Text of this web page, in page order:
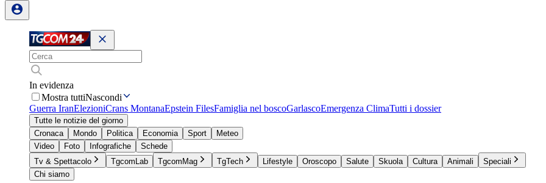
In evidenza
Mostra tuttiNascondi
Guerra IranElezioniCrans MontanaEpstein FilesFamiglia nel boscoGarlascoEmergenza ClimaTutti i dossier
Tutte le notizie del giorno
Cronaca
Mondo Politica Economia Sport
Meteo
Video
Foto Infografiche
Schede
Tv & Spettacolo
TgcomLab TgcomMag TgTech Lifestyle Oroscopo Salute Skuola Cultura Animali
Speciali
Chi siamo